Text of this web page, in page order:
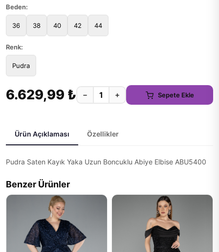
Beden:
36 38 40 42 44
Renk:
Pudra
6.629,99 ₺ − + Sepete Ekle
Ürün Açıklaması Özellikler
Pudra Saten Kayık Yaka Uzun Boncuklu Abiye Elbise ABU5400
Benzer Ürünler